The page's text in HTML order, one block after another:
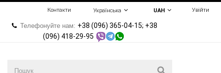
Увійти
UAH
Українська
Контакти
Телефонуйте нам: +38 (096) 365-04-15; +38
(096) 418-29-95